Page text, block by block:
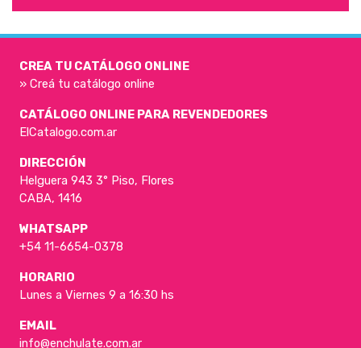
CREA TU CATÁLOGO ONLINE
» Creá tu catálogo online
CATÁLOGO ONLINE PARA REVENDEDORES
ElCatalogo.com.ar
DIRECCIÓN
Helguera 943 3° Piso, Flores
CABA, 1416
WHATSAPP
+54 11-6654-0378
HORARIO
Lunes a Viernes 9 a 16:30 hs
EMAIL
info@enchulate.com.ar